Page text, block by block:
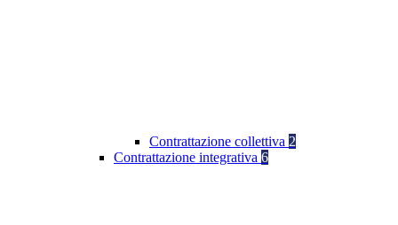
Contrattazione collettiva 2
Contrattazione integrativa 6